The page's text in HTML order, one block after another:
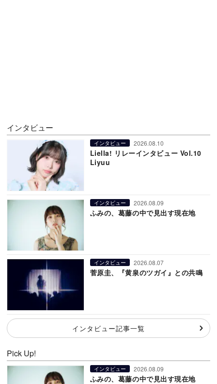
インタビュー
インタビュー 2026.08.10
Liella! リレーインタビュー Vol.10
Liyuu
インタビュー 2026.08.09
ふみの、葛藤の中で見出す現在地
インタビュー 2026.08.07
菅原圭、『黄泉のツガイ』との共鳴
インタビュー記事一覧
Pick Up!
インタビュー 2026.08.09
ふみの、葛藤の中で見出す現在地